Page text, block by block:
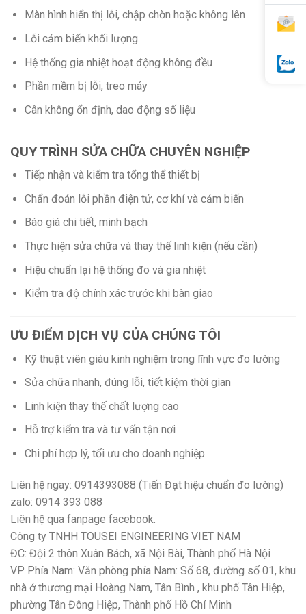
Màn hình hiển thị lỗi, chập chờn hoặc không lên
Lỗi cảm biến khối lượng
Hệ thống gia nhiệt hoạt động không đều
Phần mềm bị lỗi, treo máy
Cân không ổn định, dao động số liệu
QUY TRÌNH SỬA CHỮA CHUYÊN NGHIỆP
Tiếp nhận và kiểm tra tổng thể thiết bị
Chẩn đoán lỗi phần điện tử, cơ khí và cảm biến
Báo giá chi tiết, minh bạch
Thực hiện sửa chữa và thay thế linh kiện (nếu cần)
Hiệu chuẩn lại hệ thống đo và gia nhiệt
Kiểm tra độ chính xác trước khi bàn giao
ƯU ĐIỂM DỊCH VỤ CỦA CHÚNG TÔI
Kỹ thuật viên giàu kinh nghiệm trong lĩnh vực đo lường
Sửa chữa nhanh, đúng lỗi, tiết kiệm thời gian
Linh kiện thay thế chất lượng cao
Hỗ trợ kiểm tra và tư vấn tận nơi
Chi phí hợp lý, tối ưu cho doanh nghiệp
Liên hệ ngay: 0914393088 (Tiến Đạt hiệu chuẩn đo lường)
zalo: 0914 393 088
Liên hệ qua fanpage facebook.
Công ty TNHH TOUSEI ENGINEERING VIET NAM
ĐC: Đội 2 thôn Xuân Bách, xã Nội Bài, Thành phố Hà Nội
VP Phía Nam: Văn phòng phía Nam: Số 68, đường số 01, khu
nhà ở thương mại Hoàng Nam, Tân Bình , khu phố Tân Hiệp,
phường Tân Đông Hiệp, Thành phố Hồ Chí Minh